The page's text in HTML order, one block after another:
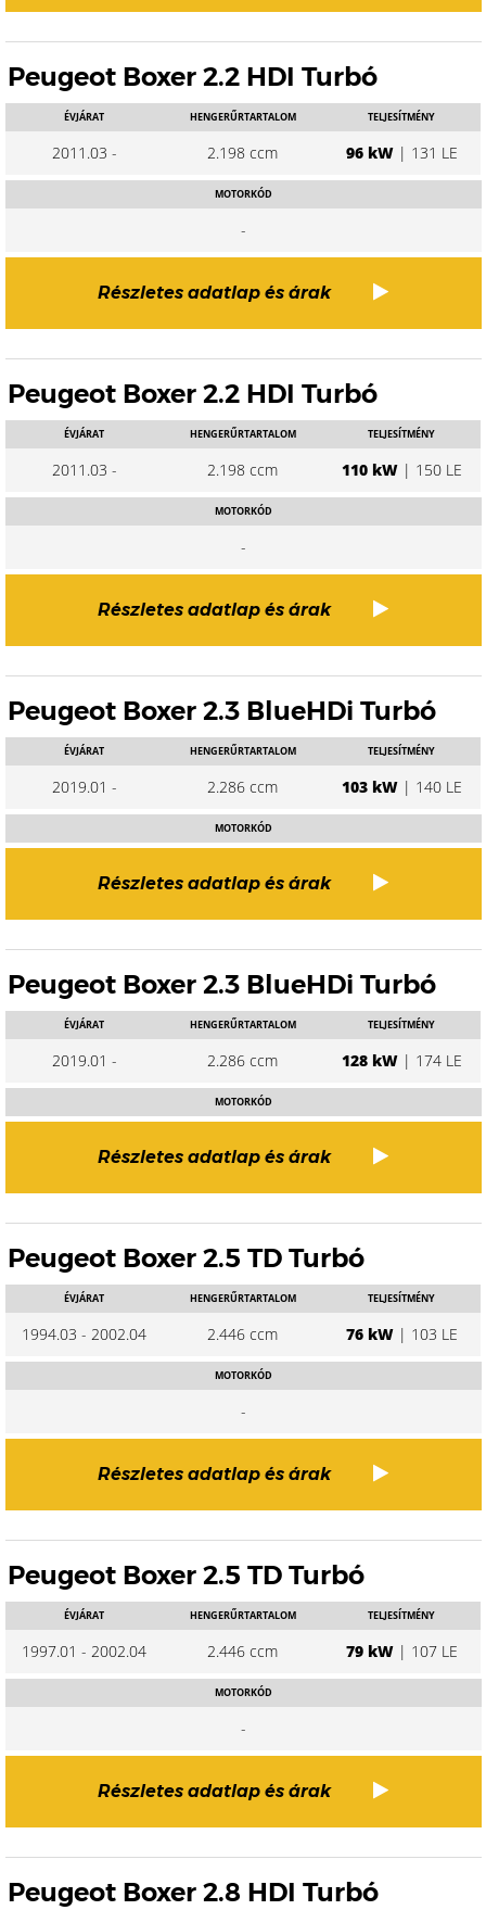
Peugeot Boxer 2.2 HDI Turbó
ÉVJÁRAT
2011.03 -
HENGERŰRTARTALOM
2.198 ccm
TELJESÍTMÉNY
96 kW| 131 LE
MOTORKÓD
-
Részletes adatlap és árak
Peugeot Boxer 2.2 HDI Turbó
ÉVJÁRAT
2011.03 -
HENGERŰRTARTALOM
2.198 ccm
TELJESÍTMÉNY
110 kW| 150 LE
MOTORKÓD
-
Részletes adatlap és árak
Peugeot Boxer 2.3 BlueHDi Turbó
ÉVJÁRAT
2019.01 -
HENGERŰRTARTALOM
2.286 ccm
TELJESÍTMÉNY
103 kW| 140 LE
MOTORKÓD
Részletes adatlap és árak
Peugeot Boxer 2.3 BlueHDi Turbó
ÉVJÁRAT
2019.01 -
HENGERŰRTARTALOM
2.286 ccm
TELJESÍTMÉNY
128 kW| 174 LE
MOTORKÓD
Részletes adatlap és árak
Peugeot Boxer 2.5 TD Turbó
ÉVJÁRAT
1994.03 - 2002.04
HENGERŰRTARTALOM
2.446 ccm
TELJESÍTMÉNY
76 kW| 103 LE
MOTORKÓD
-
Részletes adatlap és árak
Peugeot Boxer 2.5 TD Turbó
ÉVJÁRAT
1997.01 - 2002.04
HENGERŰRTARTALOM
2.446 ccm
TELJESÍTMÉNY
79 kW| 107 LE
MOTORKÓD
-
Részletes adatlap és árak
Peugeot Boxer 2.8 HDI Turbó